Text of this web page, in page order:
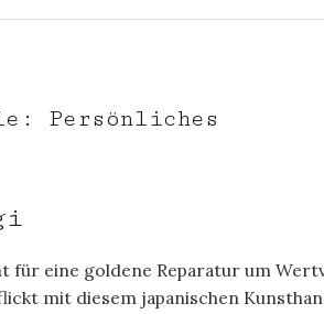
Persönliches
für eine goldene Reparatur um
mit diesem japanischen